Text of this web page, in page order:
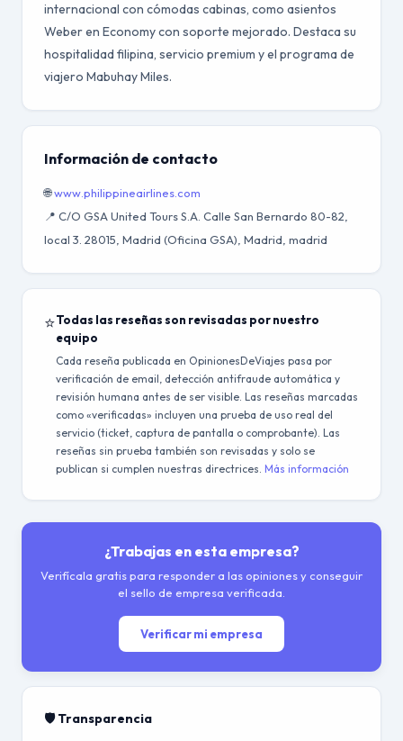
internacional con cómodas cabinas, como asientos
Weber en Economy con soporte mejorado. Destaca su
hospitalidad filipina, servicio premium y el programa de
viajero Mabuhay Miles.
Información de contacto
🌐www.philippineairlines.com
📍 C/O GSA United Tours S.A. Calle San Bernardo 80-82,
local 3. 28015, Madrid (Oficina GSA), Madrid, madrid
⭐Todas las reseñas son revisadas por nuestro
equipo
Cada reseña publicada en OpinionesDeViajes pasa por
verificación de email, detección antifraude automática y
revisión humana antes de ser visible. Las reseñas marcadas
como «verificadas» incluyen una prueba de uso real del
servicio (ticket, captura de pantalla o comprobante). Las
reseñas sin prueba también son revisadas y solo se
publican si cumplen nuestras directrices. Más información
¿Trabajas en esta empresa?
Verifícala gratis para responder a las opiniones y conseguir
el sello de empresa verificada.
Verificar mi empresa
🛡️ Transparencia